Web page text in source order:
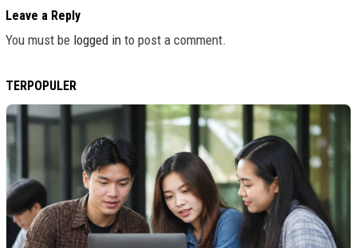
Leave a Reply
You must be logged in to post a comment.
TERPOPULER